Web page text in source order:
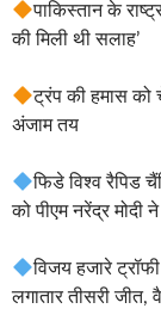
पाकिस्तान के
की मिली थी सलाह’
ट्रंप की हमास को
अंजाम तय
फिडे विश्व रैपिड
को पीएम नरेंद्र मोदी ने
विजय हजारे
लगातार तीसरी जीत,